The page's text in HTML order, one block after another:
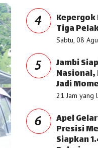
4
Tiga
Sabtu, 08
5 Jambi
Nasional,
Jadi
21 Jam yang
6 Apel
Presisi
Siapkan